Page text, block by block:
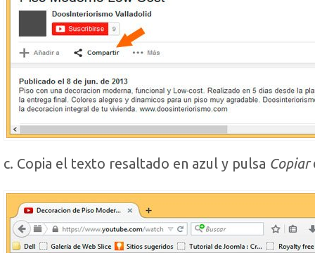
c. Copia el texto resaltado en azul y pulsa Copiar